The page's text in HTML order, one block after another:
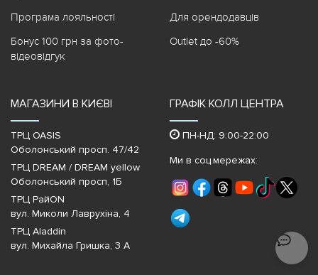
Програма лояльності
Бонус 100 грн за фото-
відеовідгук
Для орендодавців
Outlet до -60%
МАГАЗИНИ В КИЄВІ
ТРЦ OASIS
Оболонський просп. 47/42
ТРЦ DREAM / DREAM yellow
Оболонський просп, 1Б
ТРЦ РайON
вул. Миколи Лаврухіна, 4
ТРЦ Aladdin
вул. Михайла Гришка, 3 А
ГРАФІК КОЛЛ ЦЕНТРА
ПН-НД: 9:00-22:00
Ми в соц.мережах: